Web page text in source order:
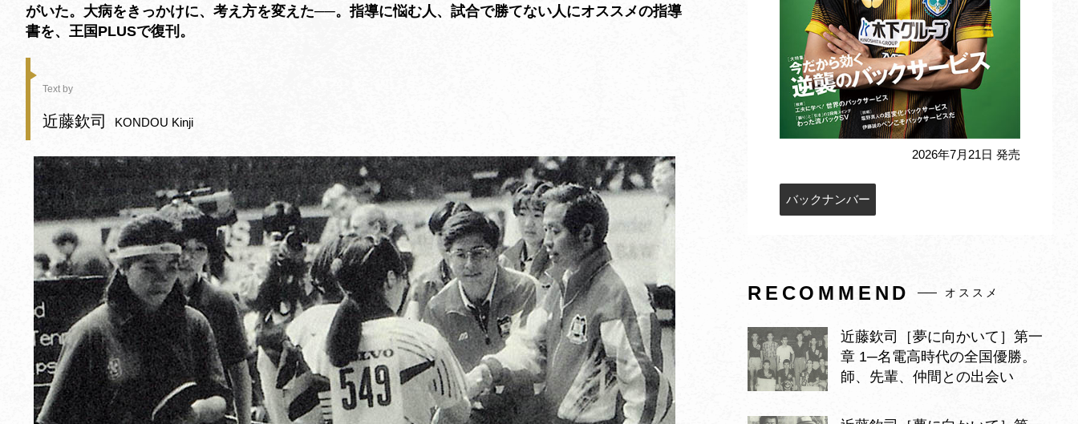
がいた。大病をきっかけに、考え方を変えた──。指導に悩む人、試合で勝てない人にオススメの指導
書を、王国PLUSで復刊。
Text by
近藤欽司 KONDOU Kinji
2026年7月21日 発売
バックナンバー
RECOMMEND オススメ
近藤欽司［夢に向かいて］第一
章 1─名電高時代の全国優勝。
師、先輩、仲間との出会い